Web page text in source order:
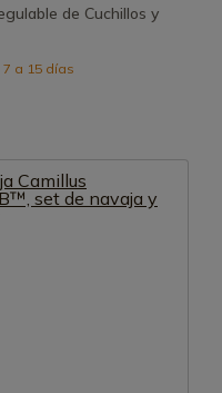
de Cuchillos y
7 a 15 días